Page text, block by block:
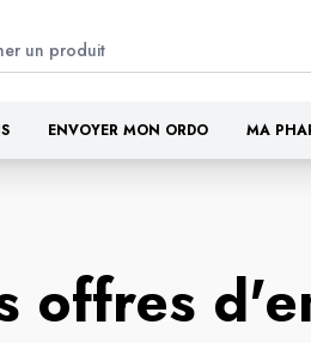
ENVOYER MON ORDO MA
offres